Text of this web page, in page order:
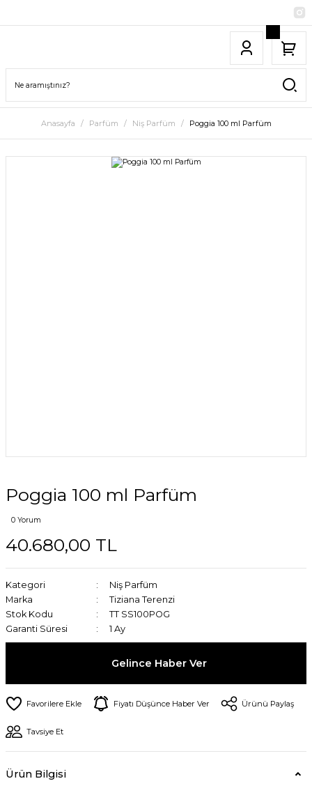
Anasayfa Parfüm Niş Parfüm Poggia 100 ml Parfüm
Poggia 100 ml Parfüm
0 Yorum
40.680,00 TL
Kategori
Niş Parfüm
Marka
Tiziana Terenzi
Stok Kodu
TT SS100POG
Garanti Süresi
1 Ay
Gelince Haber Ver
Fiyatı Düşünce Haber Ver Ürünü Paylaş
Tavsiye Et
Ürün Bilgisi